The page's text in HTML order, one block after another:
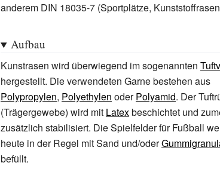
anderem DIN 18035-7 (Sportplätze,
Aufbau
Kunstrasen wird überwiegend im sogenannten
hergestellt. Die verwendeten Garne bestehen aus
Polypropylen, Polyethylen oderPolyamid. Der
(Trägergewebe) wird mit Latexbeschichtet und
zusätzlich stabilisiert. Die Spielfelder für Fußball
heute in der Regel mit Sand und/oder
befüllt.